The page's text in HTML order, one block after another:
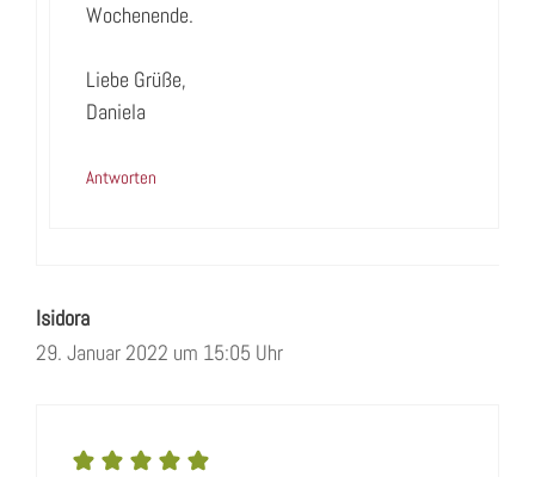
Wochenende.
Liebe Grüße,
Daniela
Antworten
Isidora
29. Januar 2022 um 15:05 Uhr